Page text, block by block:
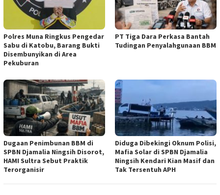
Polres Muna Ringkus Pengedar
Sabu di Katobu, Barang Bukti
Disembunyikan di Area
Pekuburan
PT Tiga Dara Perkasa Bantah
Tudingan Penyalahgunaan BBM
Dugaan Penimbunan BBM di
SPBN Djamalia Ningsih Disorot,
HAMI Sultra Sebut Praktik
Terorganisir
Diduga Dibekingi Oknum Polisi,
Mafia Solar di SPBN Djamalia
Ningsih Kendari Kian Masif dan
Tak Tersentuh APH